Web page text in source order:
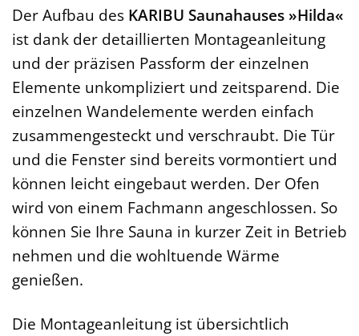
Der Aufbau des KARIBU Saunahauses »Hilda«
ist dank der detaillierten Montageanleitung
und der präzisen Passform der einzelnen
Elemente unkompliziert und zeitsparend. Die
einzelnen Wandelemente werden einfach
zusammengesteckt und verschraubt. Die Tür
und die Fenster sind bereits vormontiert und
können leicht eingebaut werden. Der Ofen
wird von einem Fachmann angeschlossen. So
können Sie Ihre Sauna in kurzer Zeit in Betrieb
nehmen und die wohltuende Wärme
genießen.
Die Montageanleitung ist übersichtlich